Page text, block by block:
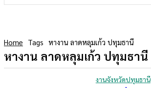
Home Tags หางาน ลาดหลุมเก้ว ปทุมธานี
หางาน ลาดหลุมเก้ว ปทุมธานี
งานจังหวัดปทุมธานี